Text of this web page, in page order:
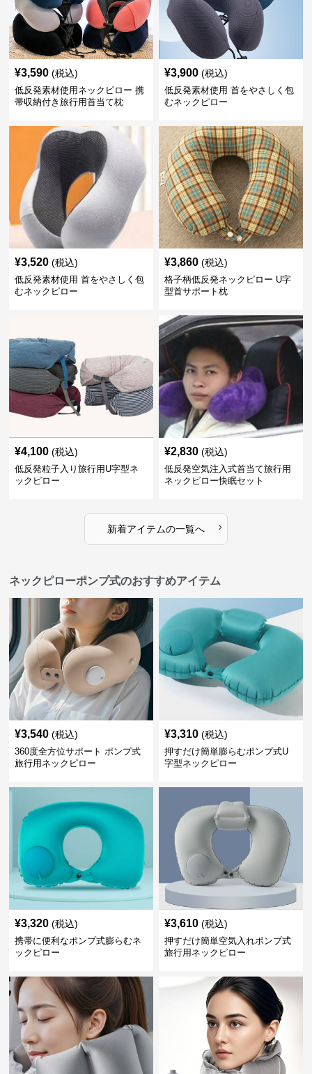
¥3,590 (税込)
低反発素材使用ネックピロー 携
帯収納付き旅行用首当て枕
¥3,900 (税込)
低反発素材使用 首をやさしく包
むネックピロー
¥3,520 (税込)
低反発素材使用 首をやさしく包
むネックピロー
¥3,860 (税込)
格子柄低反発ネックピロー U字
型首サポート枕
¥4,100 (税込)
低反発粒子入り旅行用U字型ネ
ックピロー
¥2,830 (税込)
低反発空気注入式首当て旅行用
ネックピロー快眠セット
新着アイテムの一覧へ ›
ネックピローポンプ式のおすすめアイテム
¥3,540 (税込)
360度全方位サポート ポンプ式
旅行用ネックピロー
¥3,310 (税込)
押すだけ簡単膨らむポンプ式U
字型ネックピロー
¥3,320 (税込)
携帯に便利なポンプ式膨らむネ
ックピロー
¥3,610 (税込)
押すだけ簡単空気入れポンプ式
旅行用ネックピロー